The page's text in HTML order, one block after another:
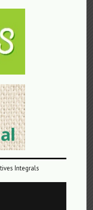
Integrals